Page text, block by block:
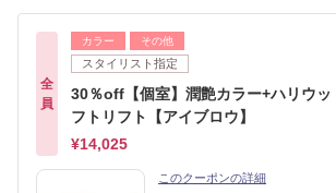
全
員
カラー その他
スタイリスト指定
30％off【個室】潤艶カラー+ハリウッ
フトリフト【アイブロウ】
¥14,025
このクーポンの詳細